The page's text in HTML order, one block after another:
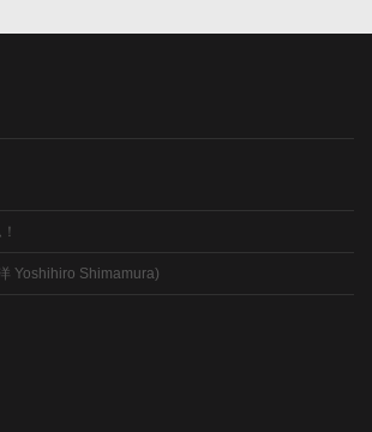
Yoshihiro Shimamura)